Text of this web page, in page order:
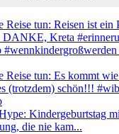
Reise tun: Reisen ist ein
Kreta
Reise tun: Es kommt
(trotzdem) schön!!!
Kindergeburtstag
die nie kam...